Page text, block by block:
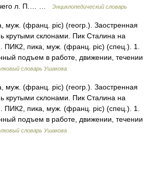
л. П.… …
Энциклопедический словарь
(франц. pic) (геогр.). Заостренная
крутыми склонами. Пик Сталина на
ПИК2, пика, муж. (франц. pic) (спец.). 1.
подъем в работе, движении, течении
словарь Ушакова
(франц. pic) (геогр.). Заостренная
крутыми склонами. Пик Сталина на
ПИК2, пика, муж. (франц. pic) (спец.). 1.
подъем в работе, движении, течении
словарь Ушакова